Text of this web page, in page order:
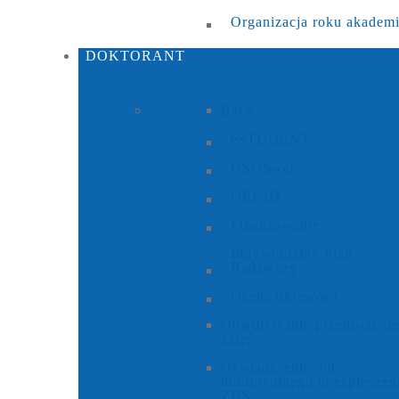
Organizacja roku
DOKTORANT